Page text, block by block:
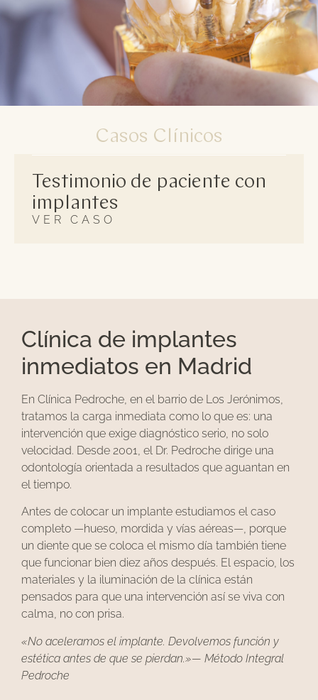
Casos Clínicos
Testimonio de paciente con
implantes
VER CASO
Clínica de implantes
inmediatos en Madrid
En Clínica Pedroche, en el barrio de Los Jerónimos,
tratamos la carga inmediata como lo que es: una
intervención que exige diagnóstico serio, no solo
velocidad. Desde 2001, el Dr. Pedroche dirige una
odontología orientada a resultados que aguantan en
el tiempo.
Antes de colocar un implante estudiamos el caso
completo —hueso, mordida y vías aéreas—, porque
un diente que se coloca el mismo día también tiene
que funcionar bien diez años después. El espacio, los
materiales y la iluminación de la clínica están
pensados para que una intervención así se viva con
calma, no con prisa.
«No aceleramos el implante. Devolvemos función y
estética antes de que se pierdan.»— Método Integral
Pedroche